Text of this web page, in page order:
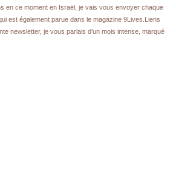
en ce moment en Israël, je vais vous envoyer chaque
est également parue dans le magazine 9Lives.Liens
newsletter, je vous parlais d’un mois intense, marqué